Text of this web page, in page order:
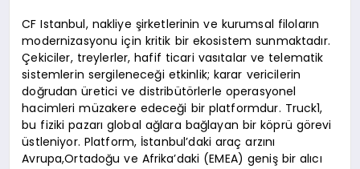
CF Istanbul, nakliye şirketlerinin ve kurumsal filoların
modernizasyonu için kritik bir ekosistem sunmaktadır.
Çekiciler, treylerler, hafif ticari vasıtalar ve telematik
sistemlerin sergileneceği etkinlik; karar vericilerin
doğrudan üretici ve distribütörlerle operasyonel
hacimleri müzakere edeceği bir platformdur. Truck1,
bu fiziki pazarı global ağlara bağlayan bir köprü görevi
üstleniyor. Platform, İstanbul’daki araç arzını
Avrupa,Ortadoğu ve Afrika’daki (EMEA) geniş bir alıcı